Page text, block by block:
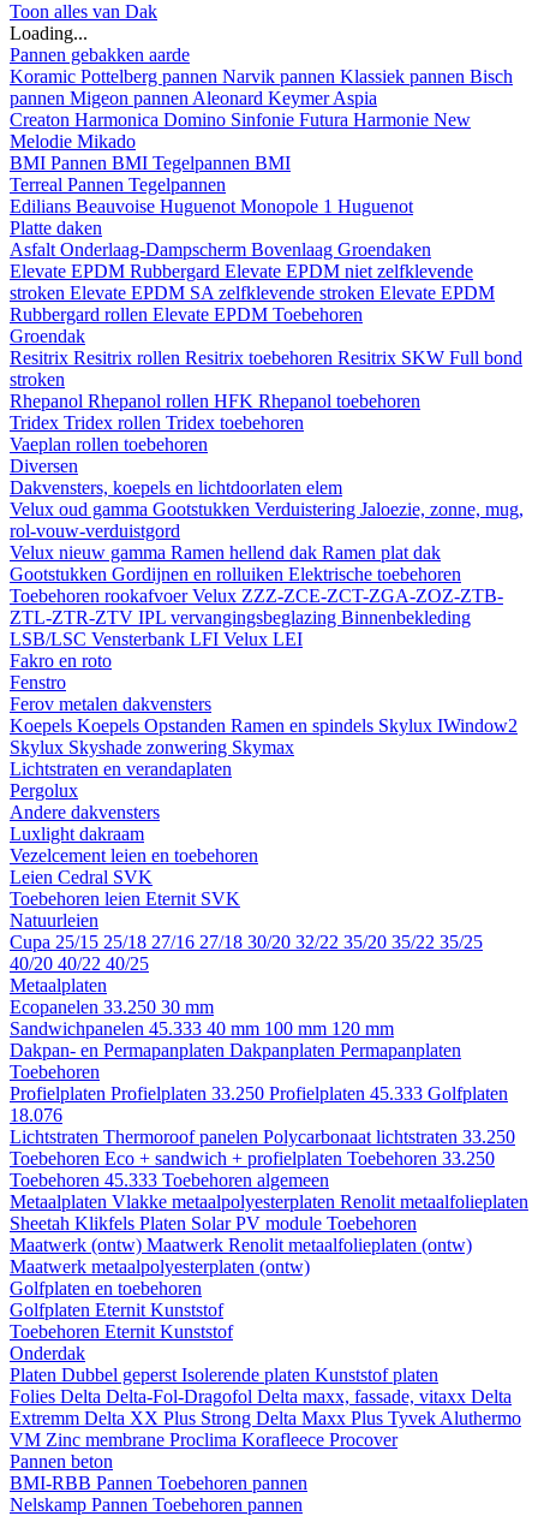
Toon alles van Dak
Loading...
Pannen gebakken aarde
Koramic Pottelberg pannen Narvik pannen Klassiek pannen Bisch
pannen Migeon pannen Aleonard KeymerAspia
Creaton Harmonica Domino Sinfonie Futura Harmonie New
Melodie Mikado
BMI Pannen BMI Tegelpannen BMI
Terreal Pannen Tegelpannen
Edilians Beauvoise Huguenot Monopole 1 Huguenot
Platte daken
Asfalt Onderlaag-Dampscherm Bovenlaag Groendaken
Elevate EPDM Rubbergard Elevate EPDM niet zelfklevende
stroken Elevate EPDM SA zelfklevende stroken Elevate EPDM
Rubbergard rollen Elevate EPDM Toebehoren
Groendak
Resitrix Resitrix rollen Resitrix toebehoren Resitrix SKW Full bond
stroken
Rhepanol Rhepanol rollen HFK Rhepanol toebehoren
Tridex Tridex rollen Tridex toebehoren
Vaeplan rollen toebehoren
Diversen
Dakvensters, koepels en lichtdoorlaten elem
Velux oud gamma Gootstukken Verduistering Jaloezie, zonne, mug,
rol-vouw-verduistgord
Velux nieuw gamma Ramen hellend dak Ramen plat dak
Gootstukken Gordijnen en rolluiken Elektrische toebehoren
Toebehoren rookafvoerVelux ZZZ-ZCE-ZCT-ZGA-ZOZ-ZTB-
ZTL-ZTR-ZTV IPL vervangingsbeglazing Binnenbekleding
LSB/LSC Vensterbank LFI Velux LEI
Fakro en roto
Fenstro
Ferov metalen dakvensters
Koepels Koepels Opstanden Ramen en spindels Skylux IWindow2
Skylux Skyshade zonwering Skymax
Lichtstraten en verandaplaten
Pergolux
Andere dakvensters
Luxlight dakraam
Vezelcement leien en toebehoren
Leien Cedral SVK
Toebehoren leien Eternit SVK
Natuurleien
Cupa 25/15 25/18 27/16 27/18 30/20 32/22 35/20 35/22 35/25
40/20 40/22 40/25
Metaalplaten
Ecopanelen 33.250 30 mm
Sandwichpanelen 45.333 40 mm 100 mm 120 mm
Dakpan- en Permapanplaten Dakpanplaten Permapanplaten
Toebehoren
Profielplaten Profielplaten 33.250 Profielplaten 45.333 Golfplaten
18.076
Lichtstraten Thermoroof panelen Polycarbonaat lichtstraten 33.250
Toebehoren Eco + sandwich + profielplaten Toebehoren 33.250
Toebehoren 45.333 Toebehoren algemeen
Metaalplaten Vlakke metaalpolyesterplaten Renolit metaalfolieplaten
Sheetah Klikfels Platen Solar PV module Toebehoren
Maatwerk (ontw) Maatwerk Renolit metaalfolieplaten (ontw)
Maatwerk metaalpolyesterplaten (ontw)
Golfplaten en toebehoren
Golfplaten Eternit Kunststof
Toebehoren Eternit Kunststof
Onderdak
Platen Dubbel geperst Isolerende platen Kunststof platen
Folies Delta Delta-Fol-Dragofol Delta maxx, fassade, vitaxx Delta
Extremm Delta XX Plus Strong Delta Maxx Plus Tyvek Aluthermo
VM Zinc membrane Proclima Korafleece Procover
Pannen beton
BMI-RBB Pannen Toebehoren pannen
Nelskamp Pannen Toebehoren pannen